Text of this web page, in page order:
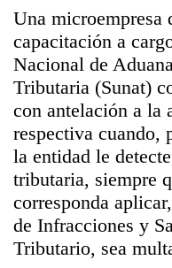
Una microempresa
capacitación a
Nacional de
Tributaria (Sunat)
con antelación a la
respectiva cuando,
la entidad le
tributaria, siempre
corresponda
de Infracciones y
Tributario, sea